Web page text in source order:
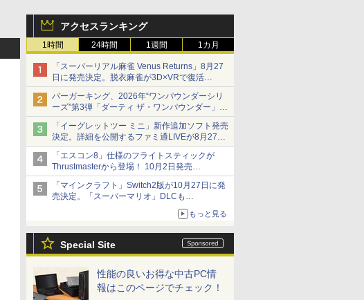
アクセスランキング
1時間 24時間 1週間 1カ月
「スーパーリアル麻雀 Venus Returns」8月27
日に発売決定。脱衣麻雀が3D×VRで復活
発売から2週間は20%オフになるセールが実施
バーガーキング、2026年“ワンパウンダーシリ
ーズ”第3弾「ダーティ ザ・ワンパウンダー」を
8月7日発売
「特製ガーリックマヨソース」を使用した超大
型チーズバーガー
「イーグレットツー ミニ」新作追加ソフト発売
決定。詳細を公開するファミ通LIVEが8月27日
20時から配信
シリーズ累計100タイトルへ
「エスコン8」仕様のフライトスティックが
Thrustmasterから登場！ 10月2日発売
ジョイスティックに振動機能を搭載。予約受付
も開始
「マインクラフト」Switch2版が10月27日に発
売決定。「スーパーマリオ」DLCも
Switch版からのアップグレードも可能に
もっと見る
Special Site
性能の良いお得な中古PC情
報はこのページでチェック！